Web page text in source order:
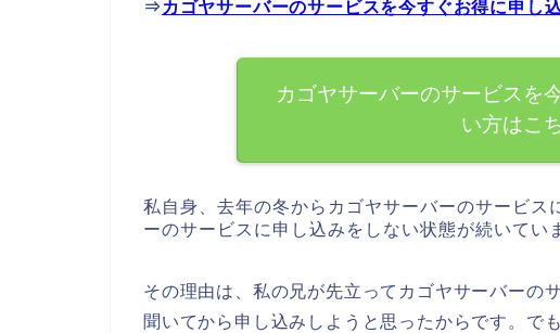
⇒ カゴヤサーバーのサービスを今すぐお得に申し
カゴヤサーバーのサービスを
い方はこ
私自身、去年の冬からカゴヤサーバーのサービス
ーのサービスに申し込みをしない状態が続いてい
その理由は、私の兄が先立ってカゴヤサーバーの
聞いてから申し込みしようと思ったからです。で